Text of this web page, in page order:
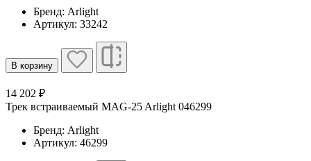
Бренд: Arlight
Артикул: 33242
В корзину
14 202 ₽
Трек встраиваемый MAG-25 Arlight 046299
Бренд: Arlight
Артикул: 46299